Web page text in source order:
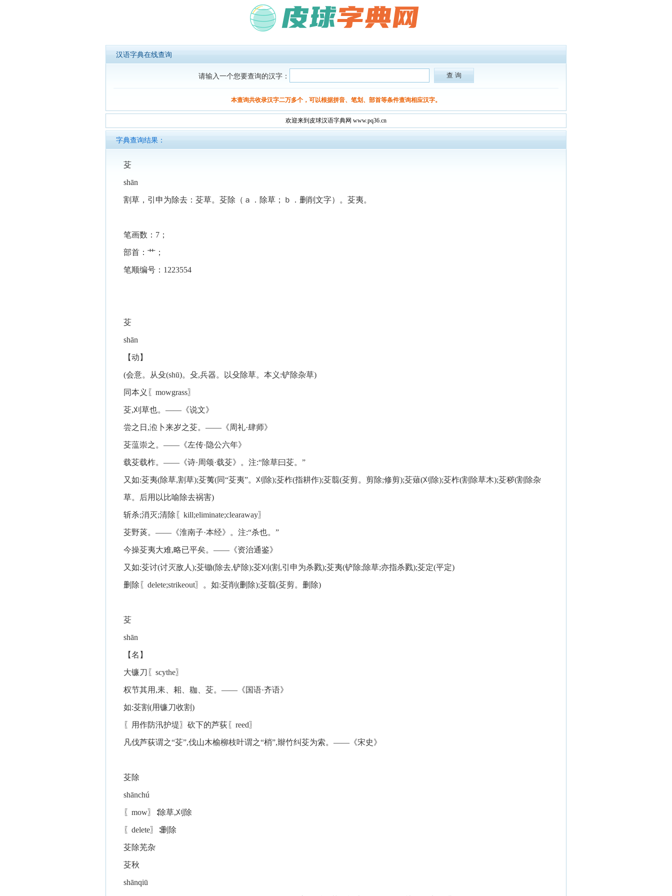
汉语字典在线查询
请输入一个您要查询的汉字：
本查询共收录汉字二万多个，可以根据拼音、笔划、部首等条件查询相应汉字。
欢迎来到皮球汉语字典网 www.pq36.cn
字典查询结果：
芟
shān
割草，引申为除去：芟草。芟除（ａ．除草；ｂ．删削文字）。芟夷。
笔画数：7；
部首：艹；
笔顺编号：1223554
芟
shān
【动】
(会意。从殳(shū)。殳,兵器。以殳除草。本义:铲除杂草)
同本义〖mowgrass〗
芟,刈草也。——《说文》
尝之日,涖卜来岁之芟。——《周礼·肆师》
芟蕰崇之。——《左传·隐公六年》
载芟载柞。——《诗·周颂·载芟》。注:“除草曰芟。”
又如:芟夷(除草,割草);芟荑(同“芟夷”。刈除);芟柞(指耕作);芟翦(芟剪。剪除;修剪);芟薙(刈除);芟柞(割除草木);芟秽(割除杂
草。后用以比喻除去祸害)
斩杀;消灭;清除〖kill;eliminate;clearaway〗
芟野菼。——《淮南子·本经》。注:“杀也。”
今操芟夷大难,略已平矣。——《资治通鉴》
又如:芟讨(讨灭敌人);芟锄(除去,铲除);芟刈(割,引申为杀戮);芟夷(铲除;除草;亦指杀戮);芟定(平定)
删除〖delete;strikeout〗。如:芟削(删除);芟翦(芟剪。删除)
芟
shān
【名】
大镰刀〖scythe〗
权节其用,耒、耜、耞、芟。——《国语·齐语》
如:芟割(用镰刀收割)
〖用作防汛护堤〗砍下的芦荻〖reed〗
凡伐芦荻谓之“芟”,伐山木榆柳枝叶谓之“梢”,辮竹纠芟为索。——《宋史》
芟除
shānchú
〖mow〗∶除草,刈除
〖delete〗∶删除
芟除芜杂
芟秋
shānqiū